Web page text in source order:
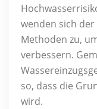
wenden sich
Methoden zu,
verbessern.
so, dass die
wird.